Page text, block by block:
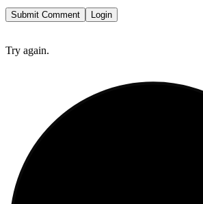
Submit Comment Login
Try again.